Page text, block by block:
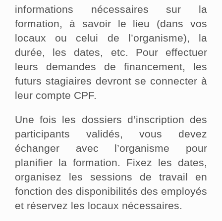
informations nécessaires sur la
formation, à savoir le lieu (dans vos
locaux ou celui de l’organisme), la
durée, les dates, etc. Pour effectuer
leurs demandes de financement, les
futurs stagiaires devront se connecter à
leur compte CPF.
Une fois les dossiers d’inscription des
participants validés, vous devez
échanger avec l’organisme pour
planifier la formation. Fixez les dates,
organisez les sessions de travail en
fonction des disponibilités des employés
et réservez les locaux nécessaires.